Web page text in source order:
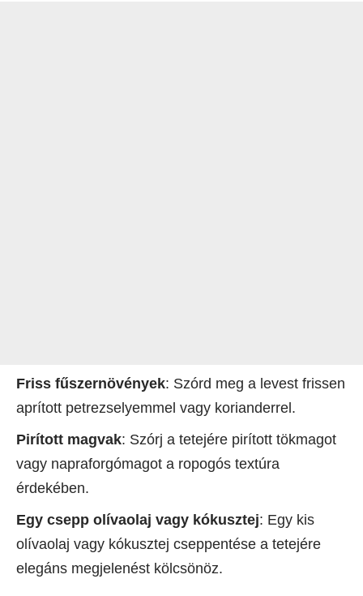
Friss fűszernövények: Szórd meg a levest frissen
aprított petrezselyemmel vagy korianderrel.
Pirított magvak: Szórj a tetejére pirított tökmagot
vagy napraforgómagot a ropogós textúra
érdekében.
Egy csepp olívaolaj vagy kókusztej: Egy kis
olívaolaj vagy kókusztej cseppentése a tetejére
elegáns megjelenést kölcsönöz.